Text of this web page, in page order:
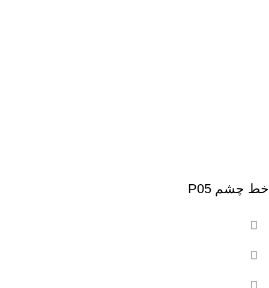
خط چشم P05